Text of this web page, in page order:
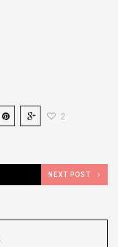
2
NEXT POST